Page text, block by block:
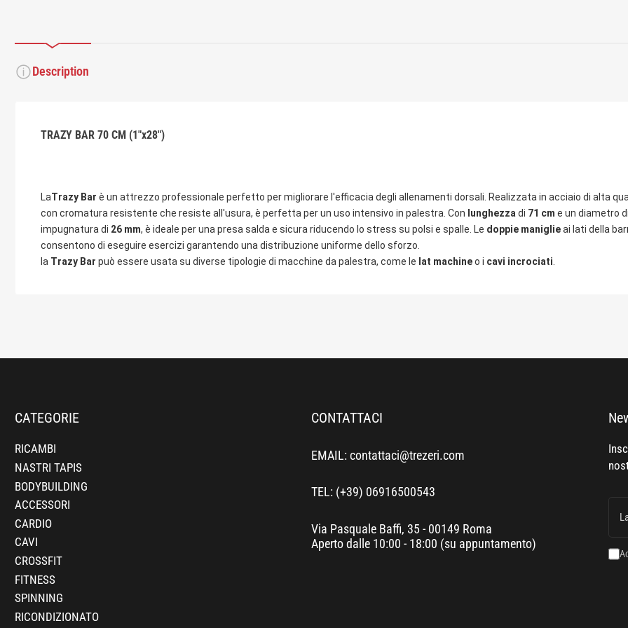
Description
TRAZY BAR 70 CM (1"x28")
LaTrazy Bar è un attrezzo professionale perfetto per migliorare l'efficacia degli allenamenti dorsali. Realizzata in acciaio di alta
con cromatura resistente che resiste all'usura, è perfetta per un uso intensivo in palestra. Con lunghezza di 71 cm e un diametro di
impugnatura di 26 mm, è ideale per una presa salda e sicura riducendo lo stress su polsi e spalle. Le doppie maniglieai lati della
consentono di eseguire esercizi garantendo una distribuzione uniforme dello sforzo.
la Trazy Bar può essere usata su diverse tipologie di macchine da palestra, come le lat machine o i cavi incrociati
CATEGORIE
RICAMBI
NASTRI TAPIS
BODYBUILDING
ACCESSORI
CARDIO
CAVI
CROSSFIT
FITNESS
SPINNING
RICONDIZIONATO
CONTATTACI
EMAIL: contattaci@trezeri.com
TEL: (+39) 06916500543
Via Pasquale Baffi, 35 - 00149 Roma
Aperto dalle 10:00 - 18:00 (su appuntamento)
tua